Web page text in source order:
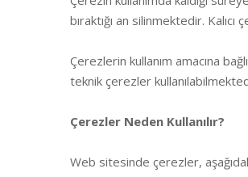
bıraktığı an silinmektedir.
Çerezlerin kullanım amacına
teknik çerezler
Çerezler Neden Kullanılır?
Web sitesinde çerezler,